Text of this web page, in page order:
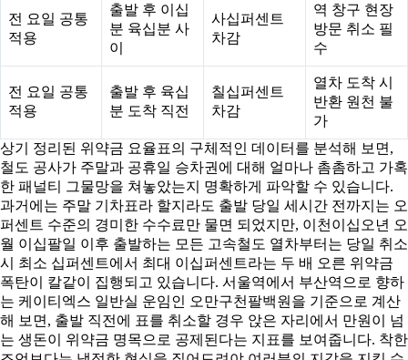
전 요일 공통
적용
출발 후 이십
분 육십분 사
이
사십퍼센트
차감
역 창구 현장
방문 취소 필
수
전 요일 공통
적용
출발 후 육십
분 도착 직전
칠십퍼센트
차감
열차 도착 시
반환 원천 불
가
상기 정리된 위약금 요율표의 구체적인 데이터를 분석해 보면,
철도 공사가 주말과 공휴일 승차권에 대해 얼마나 촘촘하고 가혹
한 패널티 그물망을 쳐놓았는지 명확하게 파악할 수 있습니다.
과거에는 주말 기차표라 할지라도 출발 당일 세시간 전까지는 오
퍼센트 수준의 경미한 수수료만 물면 되었지만, 이천이십오년 오
월 이십팔일 이후 출발하는 모든 고속철도 열차부터는 당일 취소
시 최소 십퍼센트에서 최대 이십퍼센트라는 두 배 오른 위약금
폭탄이 칼같이 집행되고 있습니다. 서울역에서 부산역으로 향하
는 케이티엑스 일반실 운임인 오만구천팔백원을 기준으로 계산
해 보면, 출발 직전에 표를 취소할 경우 앉은 자리에서 만원이 넘
는 생돈이 위약금 명목으로 공제된다는 지표를 보여줍니다. 착한